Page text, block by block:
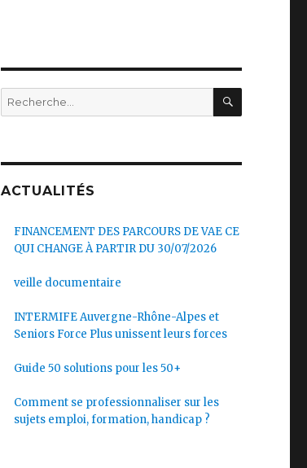
Recherche
pour :
ACTUALITÉS
FINANCEMENT DES PARCOURS DE VAE CE
QUI CHANGE À PARTIR DU 30/07/2026
veille documentaire
INTERMIFE Auvergne-Rhône-Alpes et
Seniors Force Plus unissent leurs forces
Guide 50 solutions pour les 50+
Comment se professionnaliser sur les
sujets emploi, formation, handicap ?